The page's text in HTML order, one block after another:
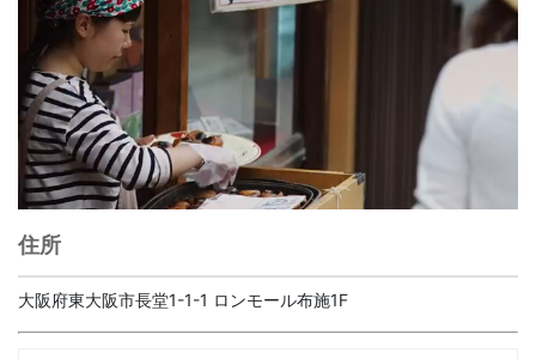
住所
大阪府東大阪市長堂1-1-1 ロンモール布施1F